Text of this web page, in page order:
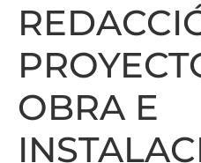
OBRA E